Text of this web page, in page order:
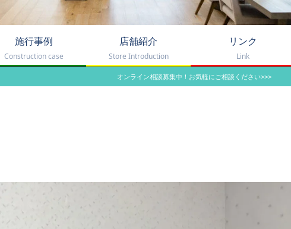
施行事例
Construction case
店舗紹介
Store Introduction
リンク
Link
オンライン相談募集中！お気軽にご相談ください>>>